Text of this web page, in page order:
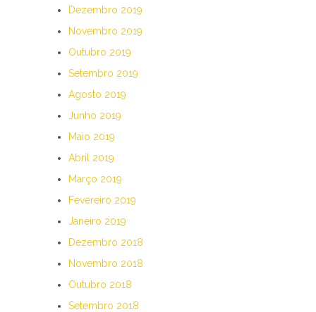
Dezembro 2019
Novembro 2019
Outubro 2019
Setembro 2019
Agosto 2019
Junho 2019
Maio 2019
Abril 2019
Março 2019
Fevereiro 2019
Janeiro 2019
Dezembro 2018
Novembro 2018
Outubro 2018
Setembro 2018